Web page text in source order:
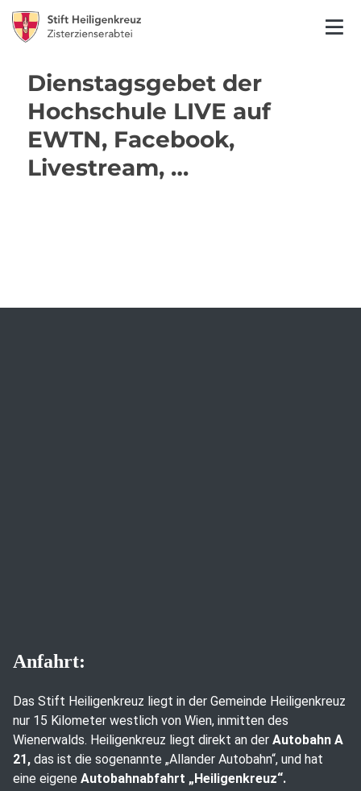
Dienstagsgebet der
Hochschule LIVE auf
EWTN, Facebook,
Livestream, …
Anfahrt:
Das Stift Heiligenkreuz liegt in der Gemeinde Heiligenkreuz
nur 15 Kilometer westlich von Wien, inmitten des
Wienerwalds. Heiligenkreuz liegt direkt an der Autobahn A
21, das ist die sogenannte „Allander Autobahn“, und hat
eine eigene Autobahnabfahrt „Heiligenkreuz“.